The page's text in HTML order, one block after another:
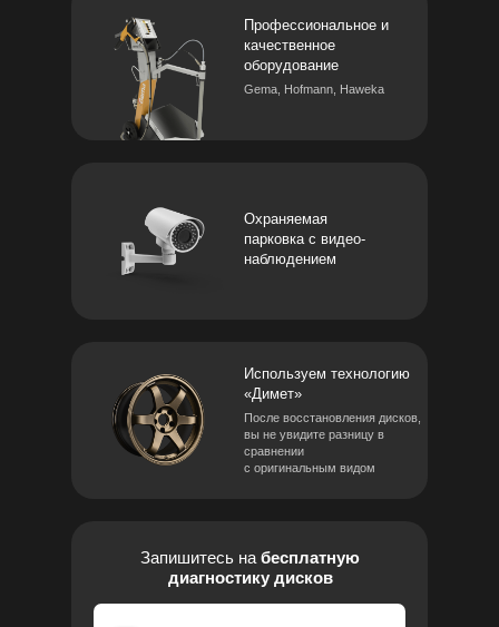
Охраняемая
парковка с видео-
наблюдением
Профессиональное и
качественное
оборудование
Используем технологию
«Димет»
Gema, Hofmann, Haweka
После восстановления дисков,
вы не увидите разницу в
сравнении
с оригинальным видом
Запишитесь на бесплатную
диагностику дисков